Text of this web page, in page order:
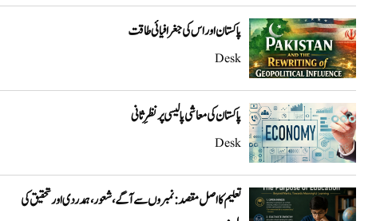
پاکستان اور اس کی جغرافیائی طاقت
Desk
پاکستان کی معاشی پالیسی پر نظرِ ثانی
Desk
تعلیم کا اصل مقصد: نمبروں سے آگے، شعور، ہمدردی اور تحقیق کی